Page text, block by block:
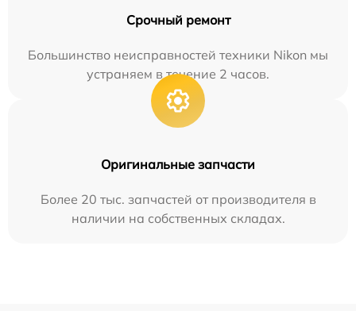
Срочный ремонт
Большинство неисправностей техники Nikon мы
устраняем в течение 2 часов.
Оригинальные запчасти
Более 20 тыс. запчастей от производителя в
наличии на собственных складах.